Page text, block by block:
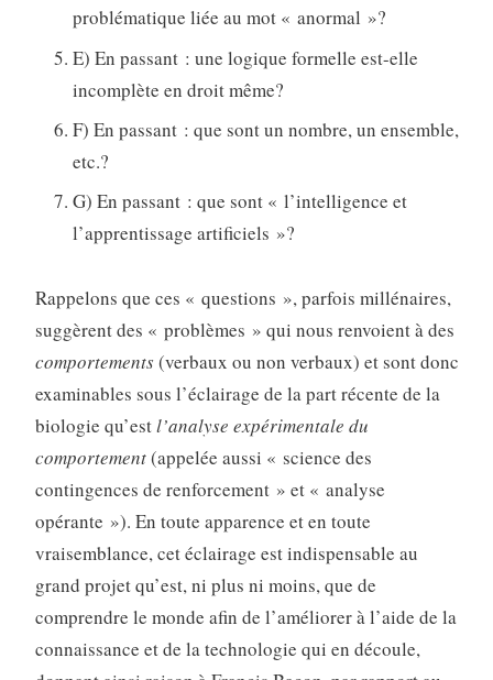
problématique liée au mot « anormal »?
E) En passant : une logique formelle est-elle
incomplète en droit même?
F) En passant : que sont un nombre, un ensemble,
etc.?
G) En passant : que sont « l’intelligence et
l’apprentissage artificiels »?
Rappelons que ces « questions », parfois millénaires,
suggèrent des « problèmes » qui nous renvoient à des
comportements(verbaux ou non verbaux) et sont donc
examinables sous l’éclairage de la part récente de la
biologie qu’estl’analyse expérimentale du
comportement(appelée aussi « science des
contingences de renforcement » et « analyse
opérante »). En toute apparence et en toute
vraisemblance, cet éclairage est indispensable au
grand projet qu’est, ni plus ni moins, que de
comprendre le monde afin de l’améliorer à l’aide de la
connaissance et de la technologie qui en découle,